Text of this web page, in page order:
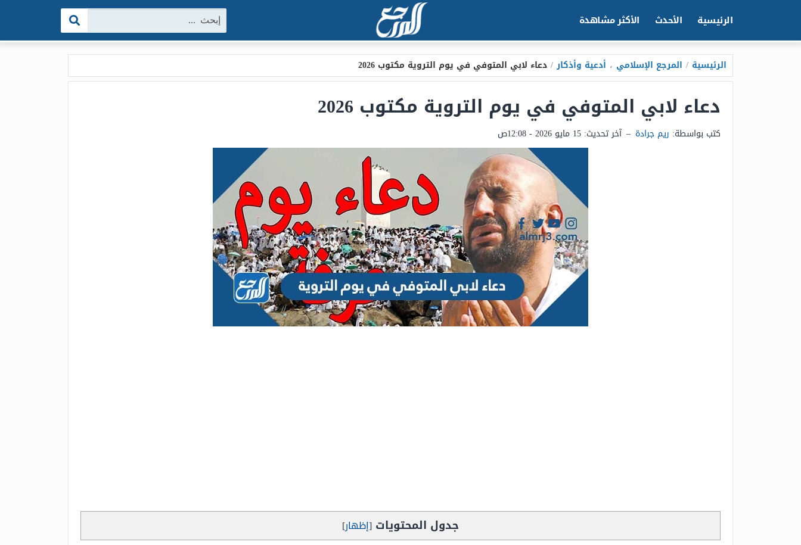
الرئيسية الأحدث الأكثر مشاهدة البحث:
الرئيسية / المرجع الإسلامي ، أدعية وأذكار / دعاء لابي المتوفي في يوم التروية مكتوب 2026
دعاء لابي المتوفي في يوم التروية مكتوب 2026
كتب بواسطة: ريم جرادة – آخر تحديث: 15 مايو 2026 - 12:08ص
جدول المحتويات [إظهار]